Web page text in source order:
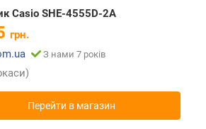
Casio SHE-4555D-2A
грн.
З нами 7 років
Перейти в магазин